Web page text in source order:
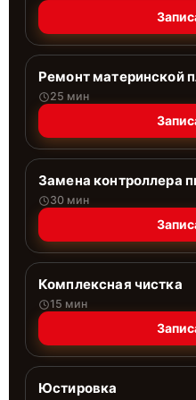
Ремонт материнской
25 мин
Замена контроллера
30 мин
Комплексная чистка
15 мин
Юстировка